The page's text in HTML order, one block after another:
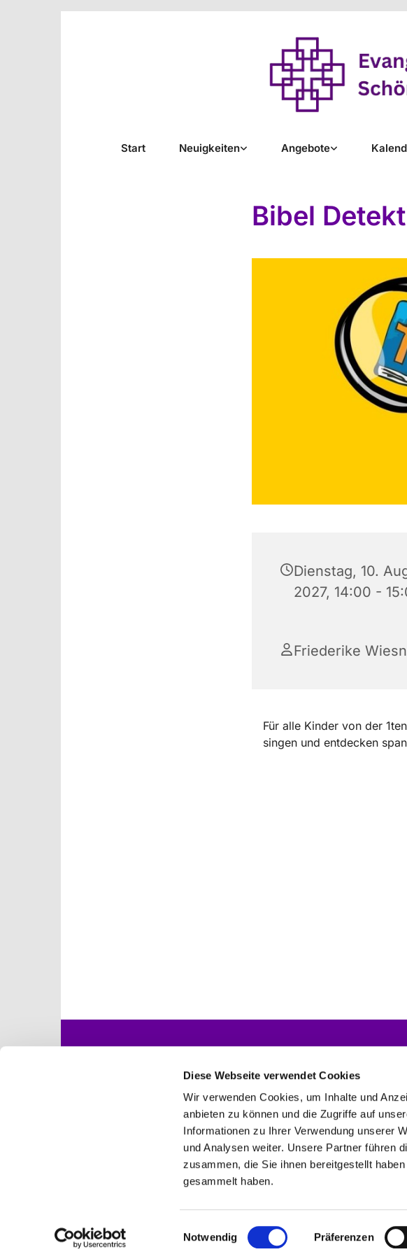
Diese Webseite verwendet Cookies
Wir verwenden Cookies, um Inhalte und
anbieten zu können und die Zugriffe auf
Informationen zu Ihrer Verwendung unserer
und Analysen weiter. Unsere Partner führen
zusammen, die Sie ihnen bereitgestellt
gesammelt haben.
i
Notwendig Präferenzen
Start Neuigkeiten Angebote
Bibel
Dienstag, 10.
2027, 14:00 -
Friederike
Für alle Kinder von der
singen und entdecken
 Ev. Kirchengemeinden Schönefeld und
Erklärung zur